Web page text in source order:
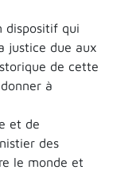
dispositif qui
justice due aux
de cette
à
et de
des
le monde et